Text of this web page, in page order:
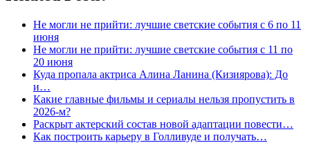
Не могли не прийти: лучшие светские события с 6 по 11
июня
Не могли не прийти: лучшие светские события с 11 по
20 июня
Куда пропала актриса Алина Ланина (Кизиярова): До
и…
Какие главные фильмы и сериалы нельзя пропустить в
2026-м?
Раскрыт актерский состав новой адаптации повести…
Как построить карьеру в Голливуде и получать…